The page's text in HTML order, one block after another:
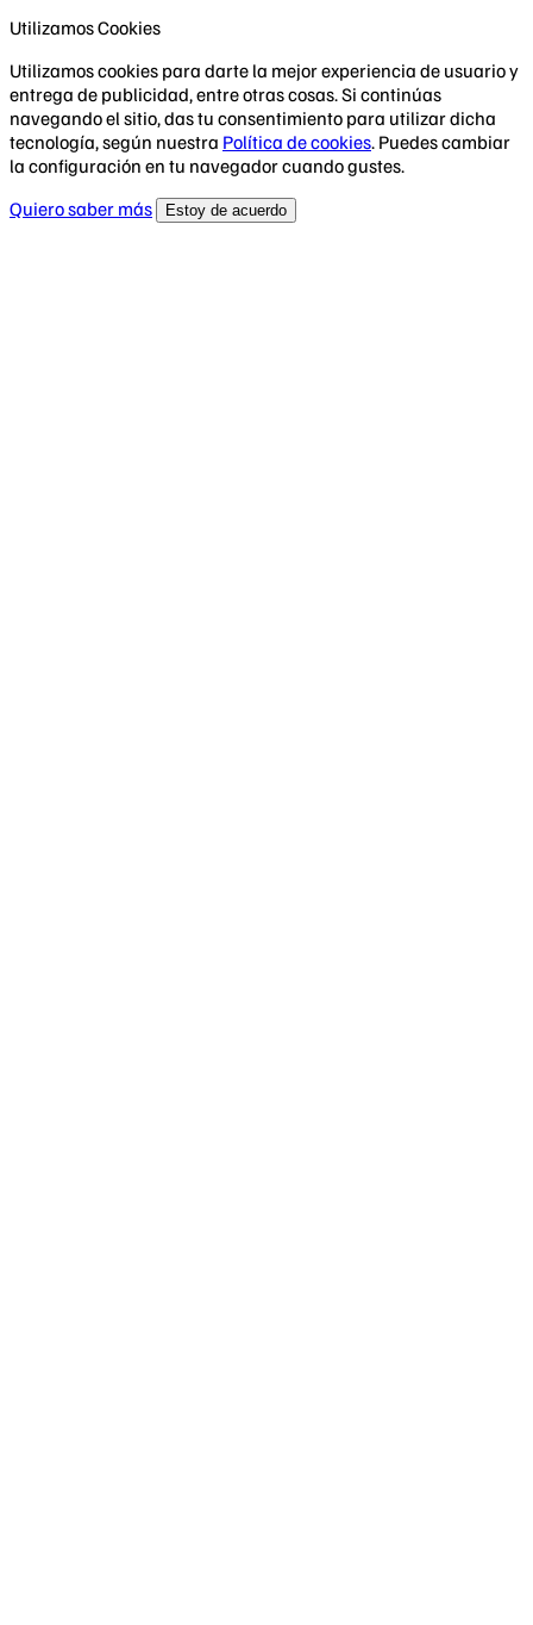
Utilizamos Cookies
Utilizamos cookies para darte la mejor experiencia de usuario y
entrega de publicidad, entre otras cosas. Si continúas
navegando el sitio, das tu consentimiento para utilizar dicha
tecnología, según nuestra Política de cookies. Puedes cambiar
la configuración en tu navegador cuando gustes.
Quiero saber más
Estoy de acuerdo